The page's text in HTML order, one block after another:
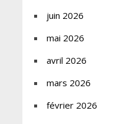
juin 2026
mai 2026
avril 2026
mars 2026
février 2026